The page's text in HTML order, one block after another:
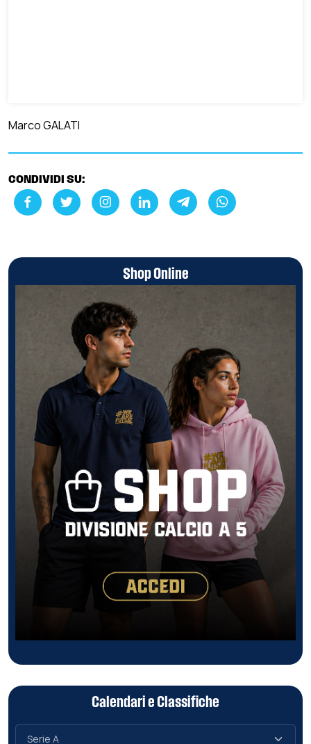
Marco GALATI
CONDIVIDI SU:
Shop Online
Calendari e Classifiche